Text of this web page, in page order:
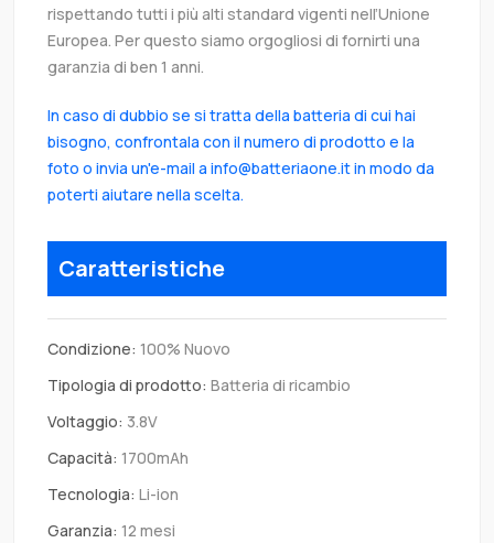
rispettando tutti i più alti standard vigenti nell’Unione
Europea. Per questo siamo orgogliosi di fornirti una
garanzia di ben 1 anni.
In caso di dubbio se si tratta della batteria di cui hai
bisogno, confrontala con il numero di prodotto e la
foto o invia un'e-mail a info@batteriaone.it in modo da
poterti aiutare nella scelta.
Caratteristiche
Condizione: 100% Nuovo
Tipologia di prodotto: Batteria di ricambio
Voltaggio: 3.8V
Capacità: 1700mAh
Tecnologia: Li-ion
Garanzia: 12 mesi